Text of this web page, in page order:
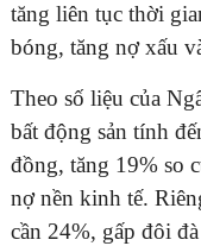
tăng liên tục thời
bóng, tăng nợ xấu
Theo số liệu của
bất động sản tính
đồng, tăng 19% so
nợ nền kinh tế.
cần 24%, gấp đôi